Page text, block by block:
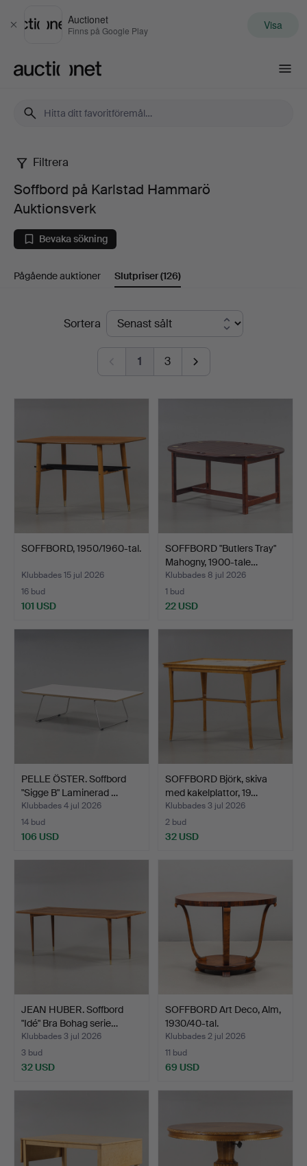
Stäng
Auctionet
Finns på Google Play Visa
Soffbord
på
Karlstad
Hammarö
Filtrera
Soffbord på Karlstad Hammarö
Auktionsverk
Bevaka sökning
Pågående auktioner Slutpriser(126)
SlutpriserSortera
1 3
SOFFBORD, 1950/1960-tal.
Klubbades 15 jul 2026
16 bud
101 USD
SOFFBORD "Butlers Tray"
Mahogny, 1900-tale…
Klubbades 8 jul 2026
1 bud
22 USD
PELLE ÖSTER. Soffbord
"Sigge B" Laminerad …
Klubbades 4 jul 2026
14 bud
106 USD
SOFFBORD Björk, skiva
med kakelplattor, 19…
Klubbades 3 jul 2026
2 bud
32 USD
JEAN HUBER. Soffbord
"Idé" Bra Bohag serie…
Klubbades 3 jul 2026
3 bud
32 USD
SOFFBORD Art Deco, Alm,
1930/40-tal.
Klubbades 2 jul 2026
11 bud
69 USD